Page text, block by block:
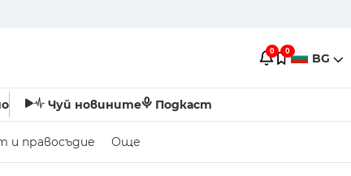
0 0 BG
Чуй новините Подкаст
и правосъдие Още